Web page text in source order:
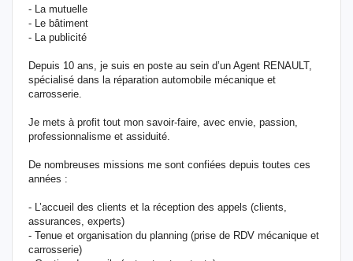
- La mutuelle
- Le bâtiment
- La publicité
Depuis 10 ans, je suis en poste au sein d’un Agent RENAULT,
spécialisé dans la réparation automobile mécanique et
carrosserie.
Je mets à profit tout mon savoir-faire, avec envie, passion,
professionnalisme et assiduité.
De nombreuses missions me sont confiées depuis toutes ces
années :
- L’accueil des clients et la réception des appels (clients,
assurances, experts)
- Tenue et organisation du planning (prise de RDV mécanique et
carrosserie)